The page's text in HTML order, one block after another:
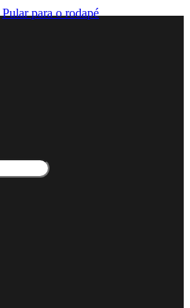
Pular para o rodapé